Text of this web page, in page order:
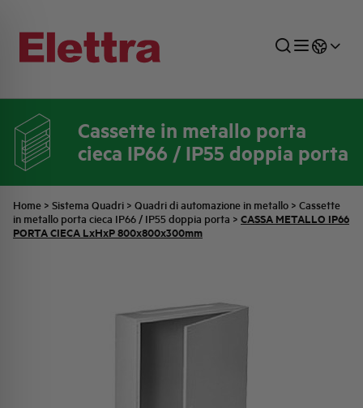
Cassette in metallo porta
cieca IP66 / IP55 doppia porta
Home > Sistema Quadri > Quadri di automazione in metallo > Cassette
in metallo porta cieca IP66 / IP55 doppia porta > CASSA METALLO IP66
PORTA CIECA LxHxP 800x800x300mm
SETTORI
INDUSTRIALE
DISTRIBUZIONE DI ENERGIA
AUTOMAZIONE INDUSTRIALE
RETE COMMERCIALE
UFFICIO TECNICO
PREVENTIVAZIONE
COMMESSE QUADRI
AZIENDA
FAMIGLIA BELLINI
TUTTE LE NEWS
ULTIME NOTIZIE ISTITUZIONALI
JOB CAREERS
PARTNER